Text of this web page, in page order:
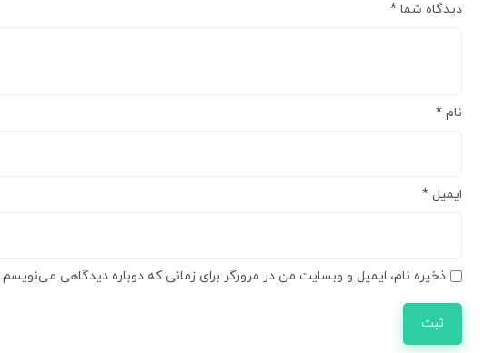
دیدگاه شما *
نام *
ایمیل *
ذخیره نام، ایمیل و وبسایت من در مرورگر برای زمانی که دوباره دیدگاهی می‌نویسم.